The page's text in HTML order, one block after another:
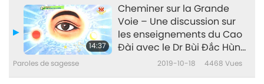
14:37
Cheminer sur la Grande
Voie – Une discussion sur
les enseignements du Cao
Đài avec le Dr Bùi Đắc Hùng
et le Dr Bùi Đặng Cẩm Hồng,
Paroles de sagesse 2019-10-18 4468 Vues